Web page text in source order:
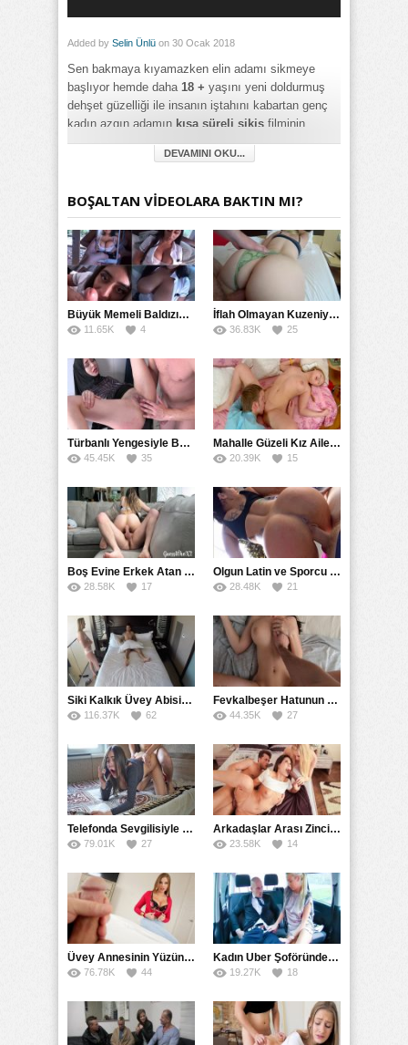
Added by Selin Ünlü on 30 Ocak 2018
Sen bakmaya kıyamazken elin adamı sikmeye
başlıyor hemde daha 18 + yaşını yeni doldurmuş
dehşet güzelliği ile insanın iştahını kabartan genç
kadın azgın adamın kısa süreli sikiş filminin
metrajına giriyor muhteşem güzelliğe sahip ama
gittiği yol iyi bir yol değil o Amerikaya söyleyin
Category:
18+ Yaş,Amatör,Esmer,Genç Oral Seks,Rokettube,
Russian,Twitter,Yabancı
DEVAMINI OKU...
BOŞALTAN VİDEOLARA BAKTIN MI?
Büyük Memeli Baldızının Takipçilerinin Çoğalması İçin Yardım Etti
11.65K 4
İflah Olmayan Kuzeniyle Gizlice Sikişmeye Devam Etti
36.83K 25
Türbanlı Yengesiyle Banyoda Karşılaşınca Hazırlıksız Sikti
45.45K 35
Mahalle Güzeli Kız Aile Dostlarının Evinde Amını Yalattı
20.39K 15
Boş Evine Erkek Atan Kız Gerçek Bir Liseli Gibi Eğlendi
28.58K 17
Olgun Latin ve Sporcu Yengesiyle Gerçek Ensest Sikiş Çekimi
28.48K 21
Siki Kalkık Üvey Abisine Siktiren Kız Gizli Kamerada
116.37K 62
Fevkalbeşer Hatunun Zevk-i Tadına Kadim Olundu
44.35K 27
Telefonda Sevgilisiyle Konuşurken Amından Dil Döktü
79.01K 27
Arkadaşlar Arası Zincirleme Sikişme Tamlaması
23.58K 14
Üvey Annesinin Yüzüne Bakarak Sikini Kaldırdı
76.78K 44
Kadın Uber Şoföründen Erkek Yolcuya Özel Taşıma
19.27K 18